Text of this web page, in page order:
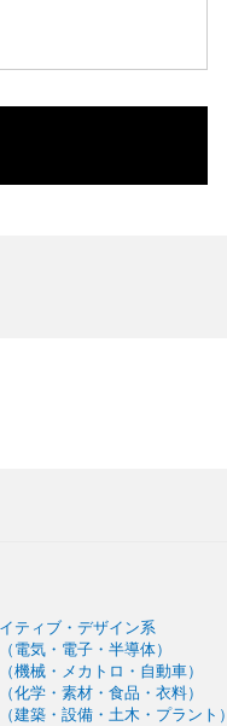
ティブ・デザイン系
電気・電子・半導体）
機械・メカトロ・自動車）
化学・素材・食品・衣料）
建築・設備・土木・プラント）